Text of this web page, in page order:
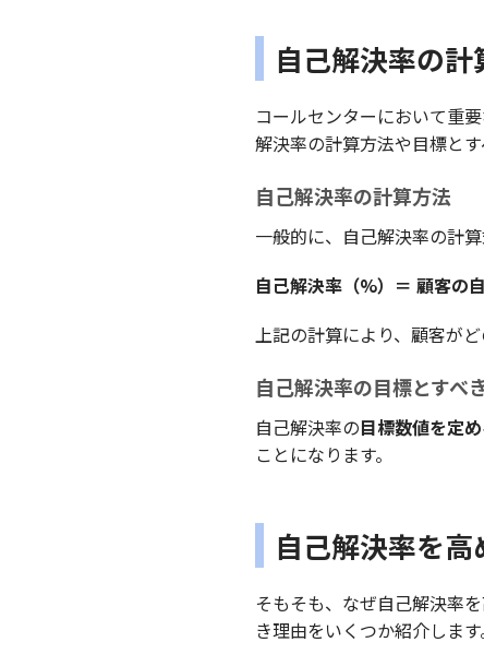
自己解決率の
コールセンターにおいて重
解決率の計算方法や目標と
自己解決率の計算方法
一般的に、自己解決率の計算
自己解決率（%）＝ 顧客の
上記の計算により、顧客が
自己解決率の目標とすべ
自己解決率の目標数値を定
ことになります。
自己解決率を
そもそも、なぜ自己解決率
き理由をいくつか紹介します